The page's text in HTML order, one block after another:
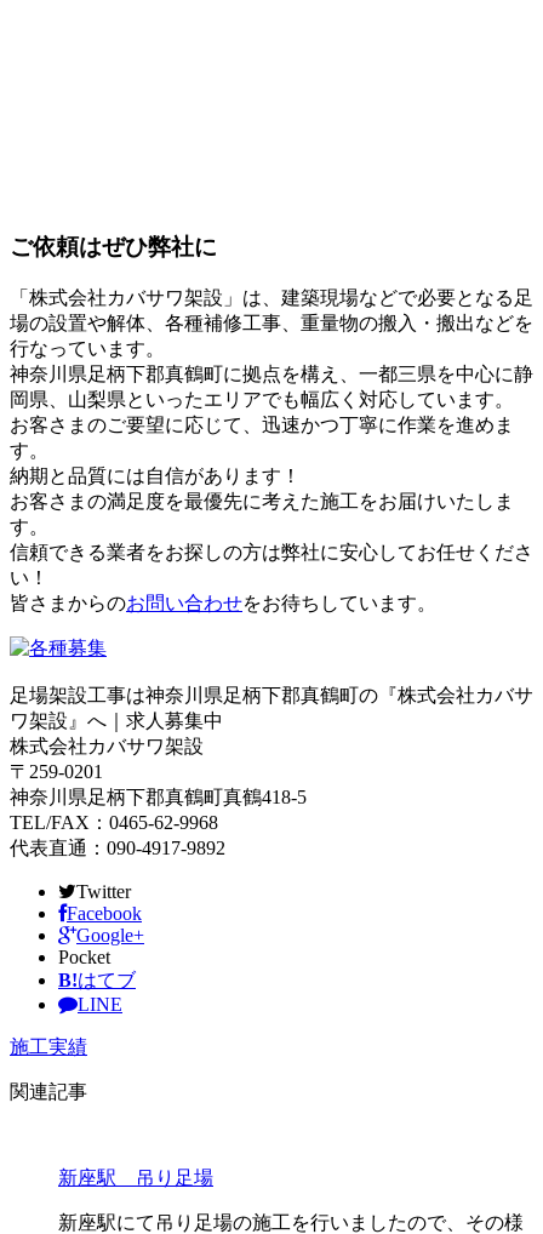
ご依頼はぜひ弊社に
「株式会社カバサワ架設」は、建築現場などで必要となる足
場の設置や解体、各種補修工事、重量物の搬入・搬出などを
行なっています。
神奈川県足柄下郡真鶴町に拠点を構え、一都三県を中心に静
岡県、山梨県といったエリアでも幅広く対応しています。
お客さまのご要望に応じて、迅速かつ丁寧に作業を進めま
す。
納期と品質には自信があります！
お客さまの満足度を最優先に考えた施工をお届けいたしま
す。
信頼できる業者をお探しの方は弊社に安心してお任せくださ
い！
皆さまからのお問い合わせをお待ちしています。
足場架設工事は神奈川県足柄下郡真鶴町の『株式会社カバサ
ワ架設』へ｜求人募集中
株式会社カバサワ架設
〒259-0201
神奈川県足柄下郡真鶴町真鶴418-5
TEL/FAX：0465-62-9968
代表直通：090-4917-9892
Twitter
Facebook
Google+
Pocket
B!はてブ
LINE
施工実績
関連記事
新座駅 吊り足場
新座駅にて吊り足場の施工を行いましたので、その様